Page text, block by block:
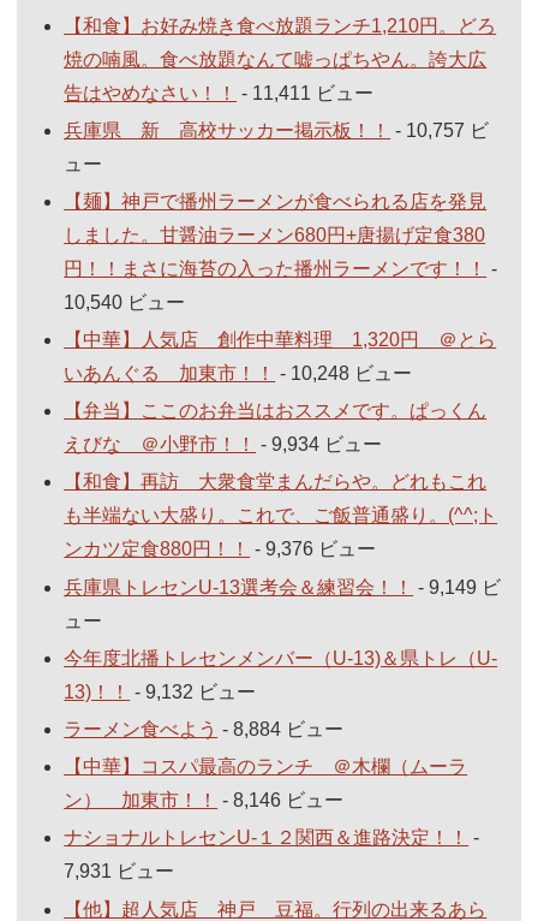
【和食】お好み焼き食べ放題ランチ1,210円。どろ
焼の喃風。食べ放題なんて嘘っぱちやん。誇大広
告はやめなさい！！
- 11,411 ビュー
兵庫県 新 高校サッカー掲示板！！
- 10,757 ビ
ュー
【麺】神戸で播州ラーメンが食べられる店を発見
しました。甘醤油ラーメン680円+唐揚げ定食380
円！！まさに海苔の入った播州ラーメンです！！
-
10,540 ビュー
【中華】人気店 創作中華料理 1,320円 ＠とら
いあんぐる 加東市！！
- 10,248 ビュー
【弁当】ここのお弁当はおススメです。ぱっくん
えびな ＠小野市！！
- 9,934 ビュー
【和食】再訪 大衆食堂まんだらや。どれもこれ
も半端ない大盛り。これで、ご飯普通盛り。(^^;ト
ンカツ定食880円！！
- 9,376 ビュー
兵庫県トレセンU-13選考会＆練習会！！
- 9,149 ビ
ュー
今年度北播トレセンメンバー（U-13)＆県トレ（U-
13)！！
- 9,132 ビュー
ラーメン食べよう - 8,884 ビュー
【中華】コスパ最高のランチ ＠木欄（ムーラ
ン） 加東市！！
- 8,146 ビュー
ナショナルトレセンU-１２関西＆進路決定！！
-
7,931 ビュー
【他】超人気店 神戸 豆福。行列の出来るあら